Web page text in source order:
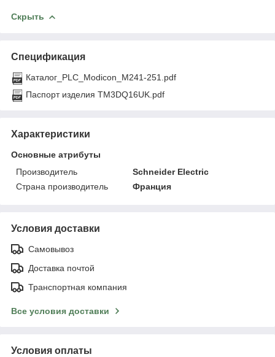
Скрыть
Спецификация
Каталог_PLC_Modicon_M241-251.pdf
Паспорт изделия TM3DQ16UK.pdf
Характеристики
Основные атрибуты
Производитель
Schneider Electric
Страна производитель
Франция
Условия доставки
Самовывоз
Доставка почтой
Транспортная компания
Все условия доставки
Условия оплаты